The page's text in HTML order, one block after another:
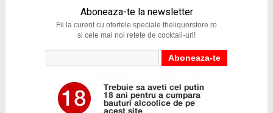
Aboneaza-te la newsletter
Fii la curent cu ofertele speciale theliquorstore.ro
si cele mai noi retete de cocktail-uri!